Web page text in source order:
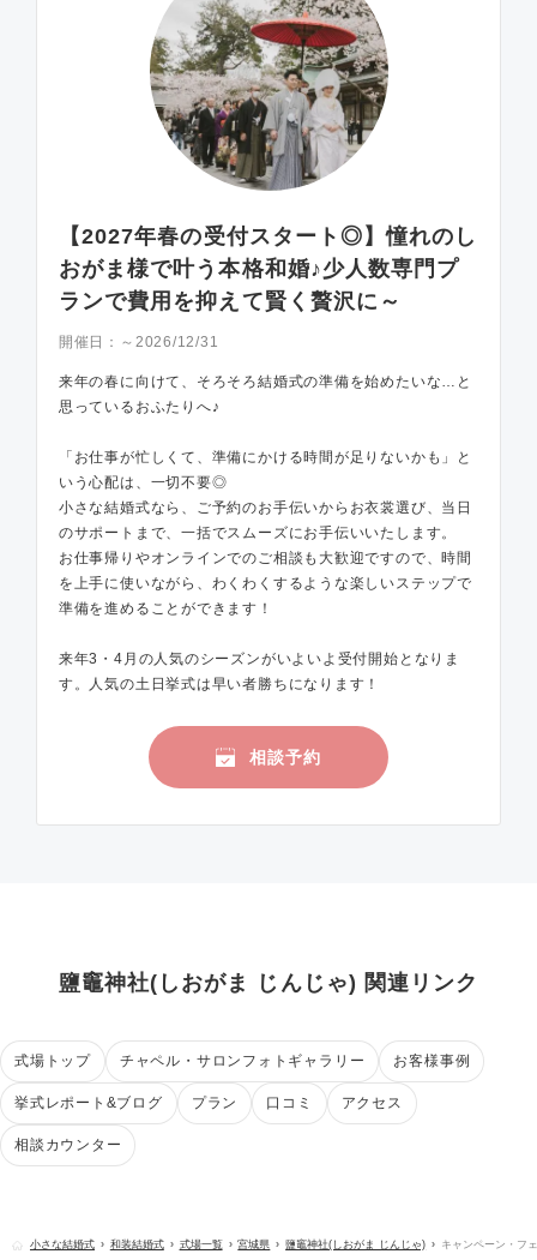
【2027年春の受付スタート◎】憧れのし
おがま様で叶う本格和婚♪少人数専門プ
ランで費用を抑えて賢く贅沢に～
開催日： ～2026/12/31
来年の春に向けて、そろそろ結婚式の準備を始めたいな…と
思っているおふたりへ♪
「お仕事が忙しくて、準備にかける時間が足りないかも」と
いう心配は、一切不要◎
小さな結婚式なら、ご予約のお手伝いからお衣裳選び、当日
のサポートまで、一括でスムーズにお手伝いいたします。
お仕事帰りやオンラインでのご相談も大歓迎ですので、時間
を上手に使いながら、わくわくするような楽しいステップで
準備を進めることができます！
来年3・4月の人気のシーズンがいよいよ受付開始となりま
す。人気の土日挙式は早い者勝ちになります！
相談予約
鹽竈神社(しおがま じんじゃ) 関連リンク
式場トップ チャペル・サロンフォトギャラリー お客様事例
挙式レポート&ブログ プラン 口コミ アクセス
相談カウンター
小さな結婚式 和装結婚式 式場一覧 宮城県 鹽竈神社(しおがま じんじゃ) キャンペーン・フ